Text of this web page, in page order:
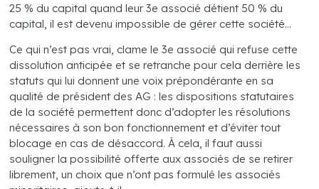
25 % du capital quand leur 3e associé détient 50 % du
capital, il est devenu impossible de gérer cette société…
Ce qui n’est pas vrai, clame le 3e associé qui refuse cette
dissolution anticipée et se retranche pour cela derrière les
statuts qui lui donnent une voix prépondérante en sa
qualité de président des AG : les dispositions statutaires
de la société permettent donc d’adopter les résolutions
nécessaires à son bon fonctionnement et d’éviter tout
blocage en cas de désaccord. À cela, il faut aussi
souligner la possibilité offerte aux associés de se retirer
librement, un choix que n’ont pas formulé les associés